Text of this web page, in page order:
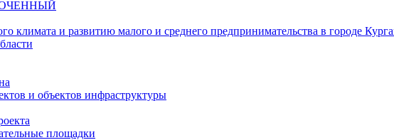
климата и развитию малого и среднего предпринимательства в городе
и объектов инфраструктуры
площадки